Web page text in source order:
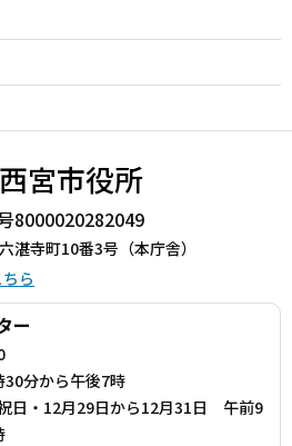
西宮市役所
8000020282049
寺町10番3号（本庁舎）
ら
ー
分から午後7時
日・12月29日から12月31日 午前9